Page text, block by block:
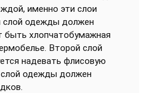
именно эти слои
слой одежды должен
хлопчатобумажная
Второй слой
надевать флисовую
слой одежды должен